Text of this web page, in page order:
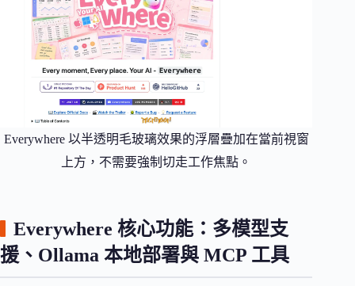
Everywhere 以半透明毛玻璃效果的浮層疊加在當前視窗
上方，不需要強制切走工作焦點。
Everywhere 核心功能：多模型支
援、Ollama 本地部署與 MCP 工具